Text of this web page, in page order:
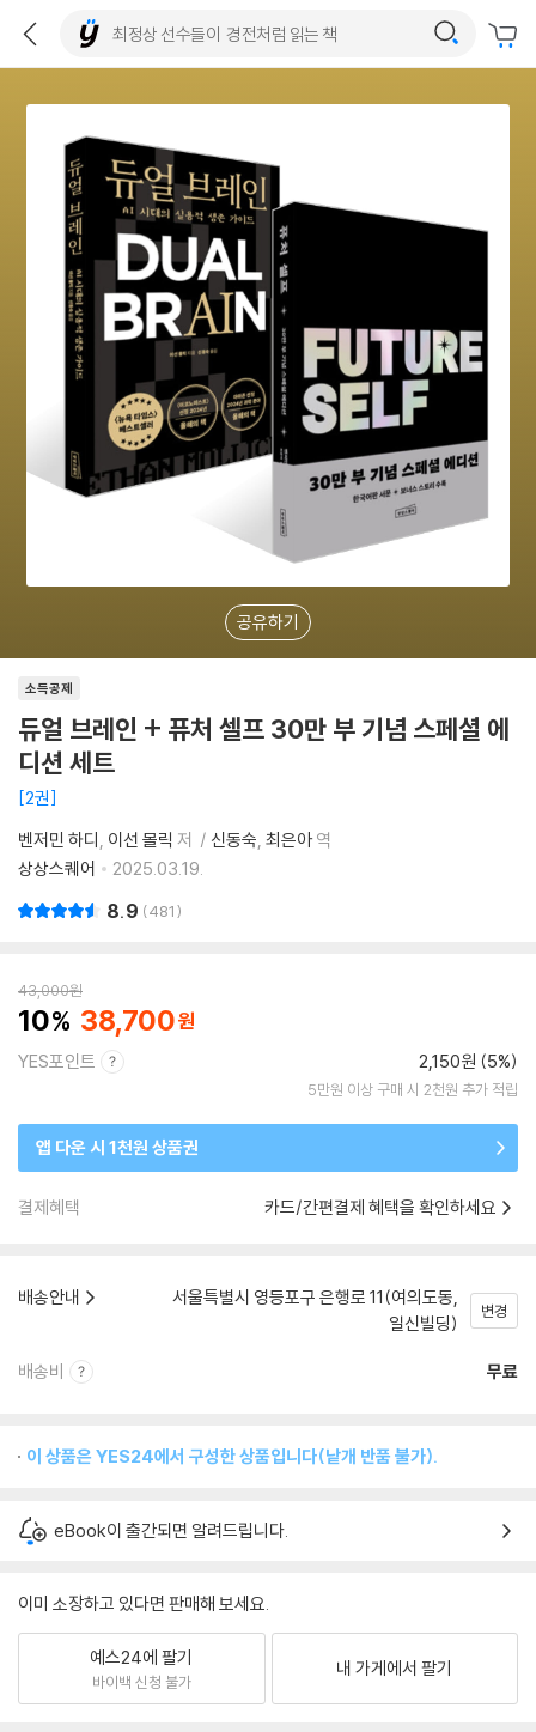
공유하기
소득공제
듀얼 브레인 + 퓨처 셀프 30만 부 기념 스페셜 에
디션 세트
2권
벤저민 하디
이선 몰릭 저 신동숙 최은아역
상상스퀘어
2025.03.19.
8.9 481
43,000원
10 38,700
YES포인트 2,150원 (5%)
5만원 이상 구매 시 2천원 추가 적립
앱 다운 시 1천원 상품권
결제혜택 카드/간편결제 혜택을 확인하세요
배송안내
서울특별시 영등포구 은행로 11(여의도동,
일신빌딩)
변경
배송비 무료
이 상품은 YES24에서 구성한 상품입니다(낱개 반품 불가).
eBook이 출간되면 알려드립니다.
이미 소장하고 있다면 판매해 보세요.
예스24에 팔기
바이백 신청 불가
내 가게에서 팔기